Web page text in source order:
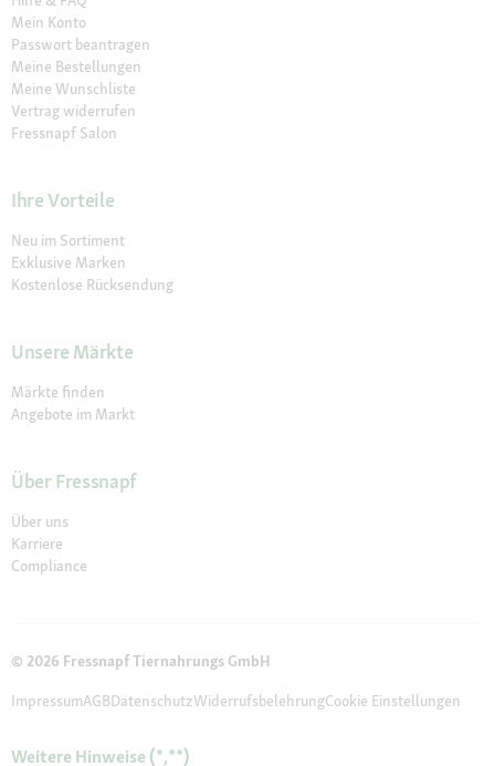
Mein Konto
Passwort beantragen
Meine Bestellungen
Meine Wunschliste
Vertrag widerrufen
Fressnapf Salon
Ihre Vorteile
Neu im Sortiment
Exklusive Marken
Kostenlose Rücksendung
Unsere Märkte
Märkte finden
Angebote im Markt
Über Fressnapf
Über uns
Karriere
Compliance
© 2026 Fressnapf Tiernahrungs GmbH
ImpressumAGBDatenschutzWiderrufsbelehrungCookie Einstellungen
Weitere Hinweise (*,**)